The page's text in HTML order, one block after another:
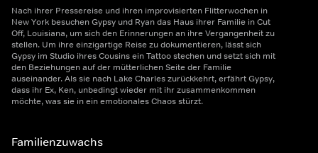
Nach ihrer Pressereise und ihren improvisierten Flitterwochen in
New York besuchen Gypsy und Ryan das Haus ihrer Familie in Cut
Off, Louisiana, um sich den Erinnerungen an ihre Vergangenheit zu
stellen. Um ihre einzigartige Reise zu dokumentieren, lässt sich
Gypsy im Studio ihres Cousins ein Tattoo stechen und setzt sich mit
den Beziehungen auf der mütterlichen Seite der Familie
auseinander. Als sie nach Lake Charles zurückkehrt, erfährt Gypsy,
dass ihr Ex, Ken, unbedingt wieder mit ihr zusammenkommen
möchte, was sie in ein emotionales Chaos stürzt.
Familienzuwachs